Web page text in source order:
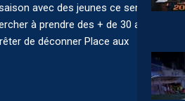
avec des jeunes ce serait
à prendre des + de 30 ans
de déconner Place aux